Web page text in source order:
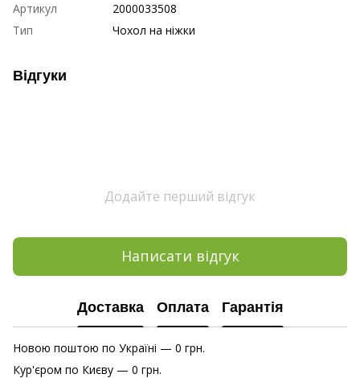
Артикул
2000033508
Тип
Чохол на ніжки
Відгуки
Додайте перший відгук
Написати відгук
Доставка Оплата Гарантія
Новою поштою по Україні — 0 грн.
Кур'єром по Києву — 0 грн.